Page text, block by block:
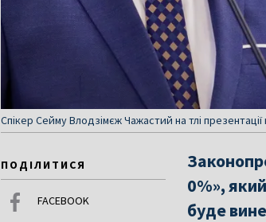
Спікер Сейму Влодзімєж Чажастий на тлі
ПОДІЛИТИСЯ
FACEBOOK
0%»,
буде